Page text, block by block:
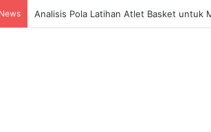
Analisis Pola Latihan Atlet Basket untuk